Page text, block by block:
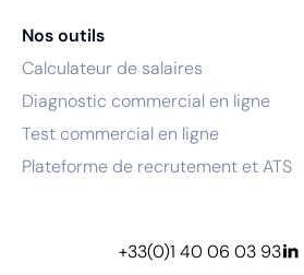
Nos outils
Calculateur de salaires
Diagnostic commercial en ligne
Test commercial en ligne
Plateforme de recrutement et ATS
+33(0)1 40 06 03 93